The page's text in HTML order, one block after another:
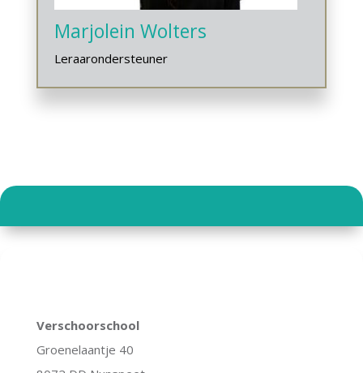
Marjolein Wolters
Leraarondersteuner
Verschoorschool
Groenelaantje 40